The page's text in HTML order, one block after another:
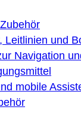
Leitlinien und
Navigation
mobile